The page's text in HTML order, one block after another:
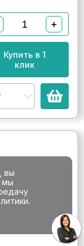
+
Купить в 1
клик
вы
мы